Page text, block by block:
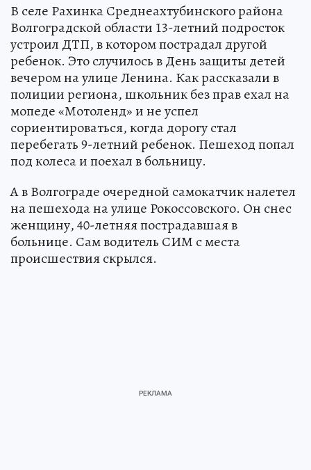
В селе Рахинка Среднеахтубинского района
Волгоградской области 13-летний подросток
устроил ДТП, в котором пострадал другой
ребенок. Это случилось в День защиты детей
вечером на улице Ленина. Как рассказали в
полиции региона, школьник без прав ехал на
мопеде «Мотоленд» и не успел
сориентироваться, когда дорогу стал
перебегать 9-летний ребенок. Пешеход попал
под колеса и поехал в больницу.
А в Волгограде очередной самокатчик налетел
на пешехода на улице Рокоссовского. Он снес
женщину, 40-летняя пострадавшая в
больнице. Сам водитель СИМ с места
происшествия скрылся.